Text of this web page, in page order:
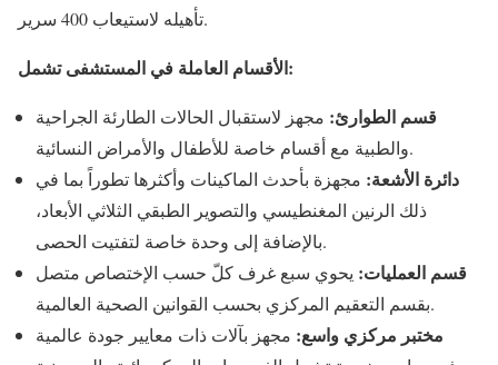
تأهيله لاستيعاب 400 سرير.
الأقسام العاملة في المستشفى تشمل:
قسم الطوارئ: مجهز لاستقبال الحالات الطارئة الجراحية
والطبية مع أقسام خاصة للأطفال والأمراض النسائية.
دائرة الأشعة: مجهزة بأحدث الماكينات وأكثرها تطوراً بما في
ذلك الرنين المغنطيسي والتصوير الطبقي الثلاثي الأبعاد،
بالإضافة إلى وحدة خاصة لتفتيت الحصى.
قسم العمليات: يحوي سبع غرف كلّ حسب الإختصاص متصل
بقسم التعقيم المركزي بحسب القوانين الصحية العالمية.
مختبر مركزي واسع: مجهز بآلات ذات معايير جودة عالمية